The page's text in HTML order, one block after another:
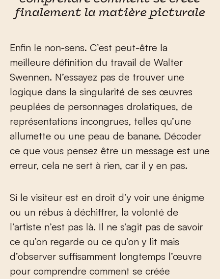
finalement la matière picturale
Enfin le non-sens. C’est peut-être la
meilleure définition du travail de Walter
Swennen. N’essayez pas de trouver une
logique dans la singularité de ses œuvres
peuplées de personnages drolatiques, de
représentations incongrues, telles qu’une
allumette ou une peau de banane. Décoder
ce que vous pensez être un message est une
erreur, cela ne sert à rien, car il y en pas.
Si le visiteur est en droit d’y voir une énigme
ou un rébus à déchiffrer, la volonté de
l’artiste n’est pas là. Il ne s’agit pas de savoir
ce qu’on regarde ou ce qu’on y lit mais
d’observer suffisamment longtemps l’œuvre
pour comprendre comment se créée